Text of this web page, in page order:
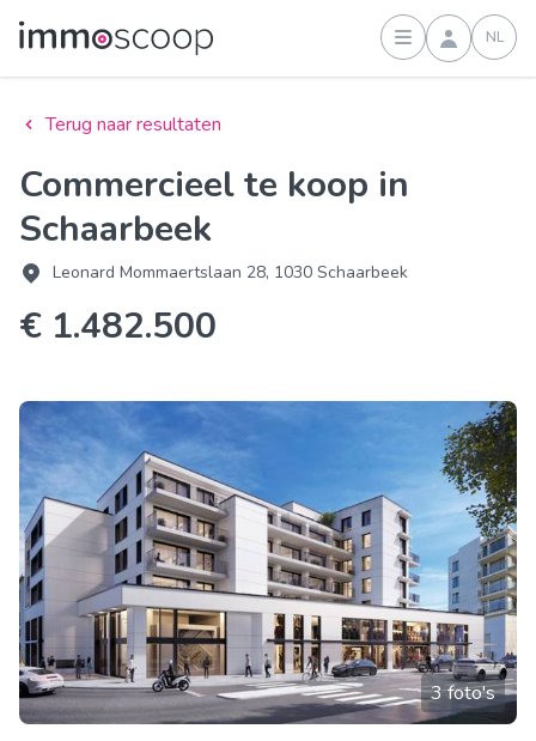
Inloggen
NL
Terug naar resultaten
Commercieel te koop in
Schaarbeek
Leonard Mommaertslaan 28, 1030 Schaarbeek
€ 1.482.500
3 foto's